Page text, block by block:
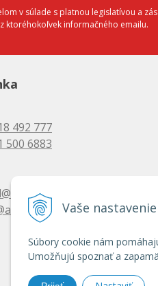
Vaše
Súbory cookie nám
Umožňujú spoznať a
v súlade s platnou legislatívou a
ktoréhokoľvek informačného emailu.
492 777
500 6883